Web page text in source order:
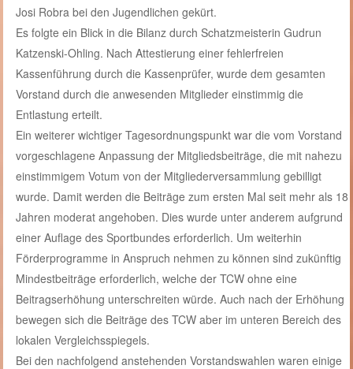
Josi Robra bei den Jugendlichen gekürt.
Es folgte ein Blick in die Bilanz durch Schatzmeisterin Gudrun
Katzenski-Ohling. Nach Attestierung einer fehlerfreien
Kassenführung durch die Kassenprüfer, wurde dem gesamten
Vorstand durch die anwesenden Mitglieder einstimmig die
Entlastung erteilt.
Ein weiterer wichtiger Tagesordnungspunkt war die vom Vorstand
vorgeschlagene Anpassung der Mitgliedsbeiträge, die mit nahezu
einstimmigem Votum von der Mitgliederversammlung gebilligt
wurde. Damit werden die Beiträge zum ersten Mal seit mehr als 18
Jahren moderat angehoben. Dies wurde unter anderem aufgrund
einer Auflage des Sportbundes erforderlich. Um weiterhin
Förderprogramme in Anspruch nehmen zu können sind zukünftig
Mindestbeiträge erforderlich, welche der TCW ohne eine
Beitragserhöhung unterschreiten würde. Auch nach der Erhöhung
bewegen sich die Beiträge des TCW aber im unteren Bereich des
lokalen Vergleichsspiegels.
Bei den nachfolgend anstehenden Vorstandswahlen waren einige